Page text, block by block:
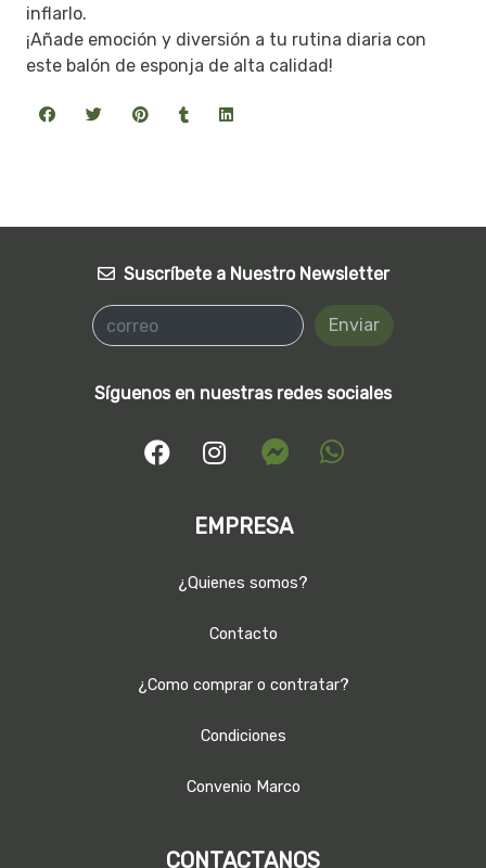
inflarlo.
¡Añade emoción y diversión a tu rutina diaria con
este balón de esponja de alta calidad!
Suscríbete a Nuestro Newsletter
Enviar
Síguenos en nuestras redes sociales
EMPRESA
¿Quienes somos?
Contacto
¿Como comprar o contratar?
Condiciones
Convenio Marco
CONTACTANOS